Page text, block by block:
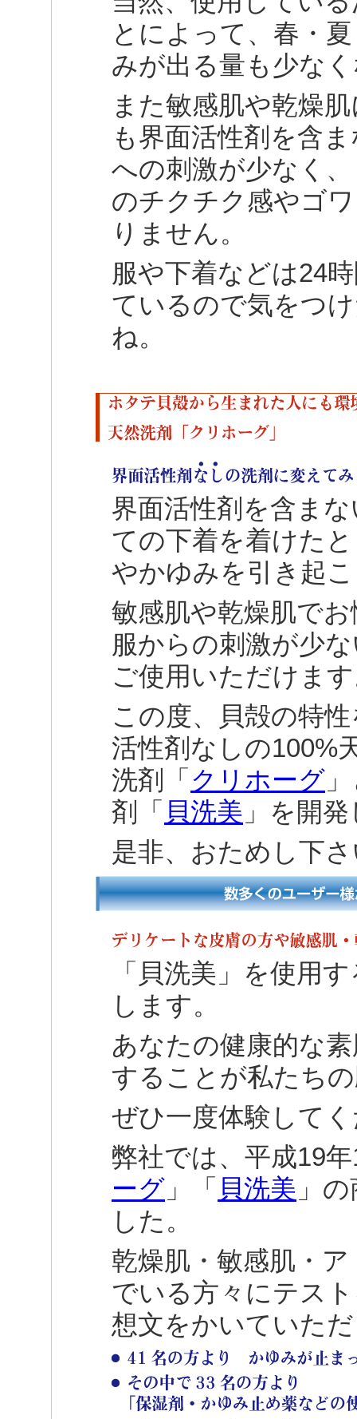
とによって、春・
みが出る量も少な
また敏感肌や乾燥
も界面活性剤を含
への刺激が少なく
のチクチク感やゴ
りません。
服や下着などは24
ているので気をつ
ね。
界面活性剤を含ま
ての下着を着けた
やかゆみを引き起
敏感肌や乾燥肌で
服からの刺激が少
ご使用いただけま
この度、貝殻の特
活性剤なしの100%
洗剤「 クリホーグ
剤「 貝洗美 」を開
是非、おためし下
「貝洗美」を使用
します。
あなたの健康的な
することが私たち
ぜひ一度体験して
弊社では、平成19
ーグ 」「 貝洗美 」
した。
乾燥肌・敏感肌・
でいる方々にテス
想文をかいていた